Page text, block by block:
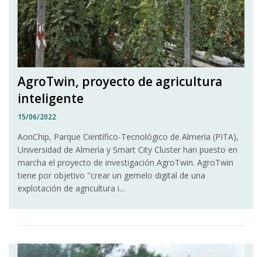
AgroTwin, proyecto de agricultura
inteligente
15/06/2022
AonChip, Parque Científico-Tecnológico de Almería (PITA),
Universidad de Almería y Smart City Cluster han puesto en
marcha el proyecto de investigación AgroTwin. AgroTwin
tiene por objetivo "crear un gemelo digital de una
explotación de agricultura i...